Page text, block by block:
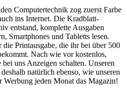
Computertechnik zog zuerst Farbe
ins Internet. Die Kradblatt-
entstand, komplette Ausgaben
Smartphones und Tabletts lesen.
Printausgabe, die ihr bei über 500
Nach wie vor kostenlos,
uns Anzeigen schalten. Unseren
natürlich ebenso, wie unseren
Werbung jeden Monat das Magazin!